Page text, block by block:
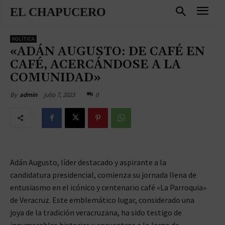
EL CHAPUCERO
POLÍTICA
«ADÁN AUGUSTO: DE CAFÉ EN
CAFÉ, ACERCÁNDOSE A LA
COMUNIDAD»
By admin julio 7, 2023 0
Adán Augusto, líder destacado y aspirante a la
candidatura presidencial, comienza su jornada llena de
entusiasmo en el icónico y centenario café «La Parroquia»
de Veracruz. Este emblemático lugar, considerado una
joya de la tradición veracruzana, ha sido testigo de